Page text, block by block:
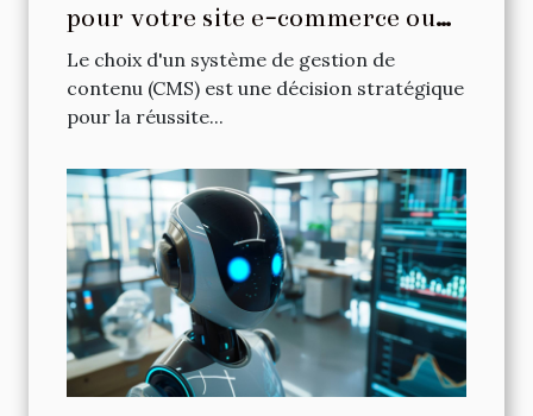
pour votre site e-commerce ou
vitrine
Le choix d'un système de gestion de
contenu (CMS) est une décision stratégique
pour la réussite...